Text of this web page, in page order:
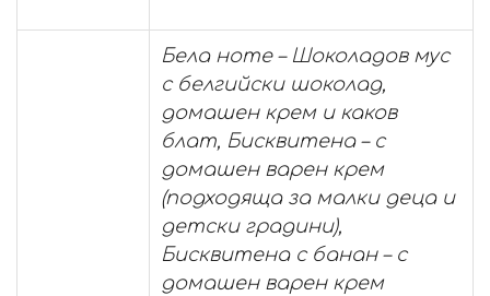
Бела ноте – Шоколадов мус
с белгийски шоколад,
домашен крем и каков
блат, Бисквитена – с
домашен варен крем
(подходяща за малки деца и
детски градини),
Бисквитена с банан – с
домашен варен крем